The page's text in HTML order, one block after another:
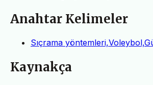
Anahtar Kelimeler
Sıçrama
Kaynakça